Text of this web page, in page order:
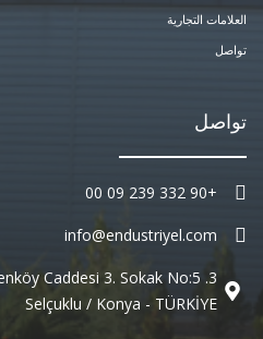
العلامات التجارية
تواصل
تواصل
+90 332 239 09 00
info@endustriyel.com
Caddesi 3. Sokak No:5
Selçuklu / Konya - TÜRKİYE